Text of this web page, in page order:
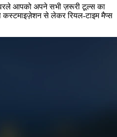
आपको अपने सभी ज़रूरी टूल्स का
से लेकर रियल-टाइम मैप्स